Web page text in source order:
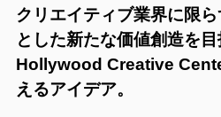
クリエイティブ業界に限
とした新たな価値創造を
Hollywood Creative
えるアイデア。